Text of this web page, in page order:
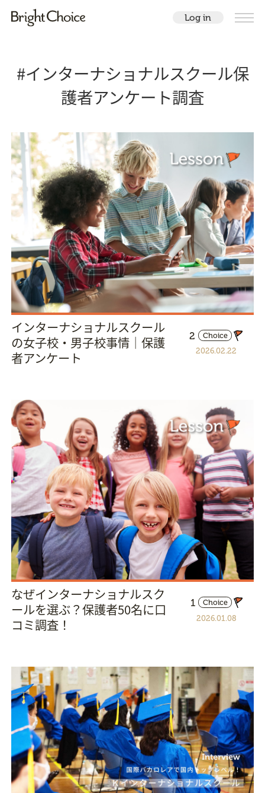
Log in
#インターナショナルスクール保
護者アンケート調査
インターナショナルスクール
の女子校・男子校事情｜保護
者アンケート
2
Choice
2026.02.22
なぜインターナショナルスク
ールを選ぶ？保護者50名に口
コミ調査！
1
Choice
2026.01.08